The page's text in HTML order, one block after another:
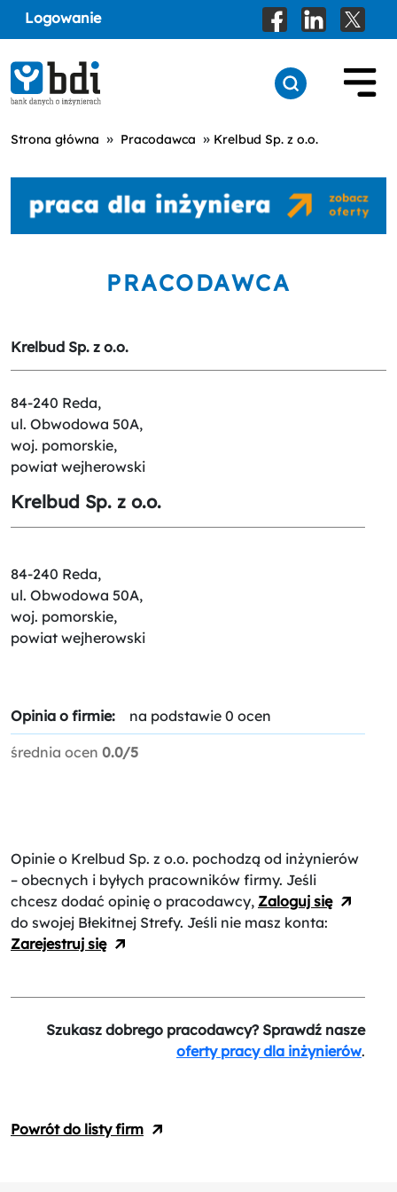
Logowanie
Strona główna » Pracodawca » Krelbud Sp. z o.o.
PRACODAWCA
Krelbud Sp. z o.o.
84-240 Reda,
ul. Obwodowa 50A,
woj. pomorskie,
powiat wejherowski
Krelbud Sp. z o.o.
84-240 Reda,
ul. Obwodowa 50A,
woj. pomorskie,
powiat wejherowski
Opinia o firmie: na podstawie 0 ocen
średnia ocen 0.0/5
Opinie o Krelbud Sp. z o.o. pochodzą od inżynierów
– obecnych i byłych pracowników firmy. Jeśli
chcesz dodać opinię o pracodawcy, Zaloguj się
do swojej Błekitnej Strefy. Jeśli nie masz konta:
Zarejestruj się
Szukasz dobrego pracodawcy? Sprawdź nasze
oferty pracy dla inżynierów.
Powrót do listy firm